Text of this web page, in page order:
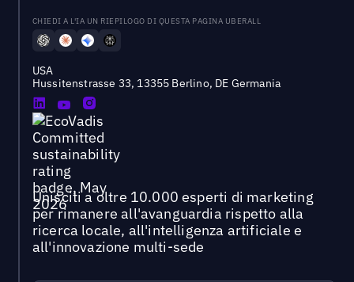
CHIEDI A L'IA UN RIEPILOGO DI QUESTA PAGINA UBERALL
USA
Hussitenstrasse 33, 13355 Berlino, DE Germania
Unisciti a oltre 10.000 esperti di marketing
per rimanere all'avanguardia rispetto alla
ricerca locale, all'intelligenza artificiale e
all'innovazione multi-sede